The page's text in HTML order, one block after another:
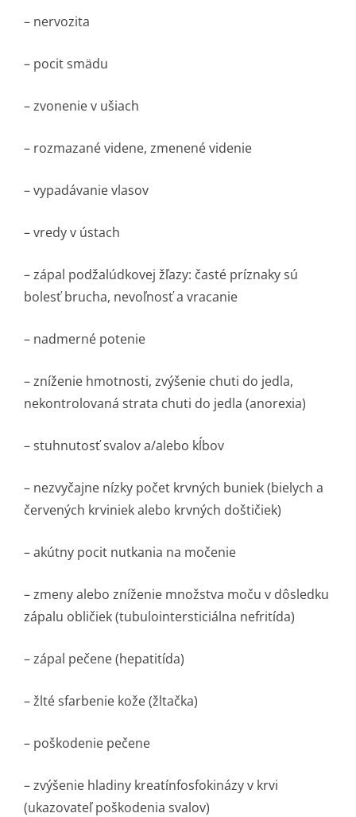
– nervozita
– pocit smädu
– zvonenie v ušiach
– rozmazané videne, zmenené videnie
– vypadávanie vlasov
– vredy v ústach
– zápal podžalúdkovej žľazy: časté príznaky sú
bolesť brucha, nevoľnosť a vracanie
– nadmerné potenie
– zníženie hmotnosti, zvýšenie chuti do jedla,
nekontrolovaná strata chuti do jedla (anorexia)
– stuhnutosť svalov a/alebo kĺbov
– nezvyčajne nízky počet krvných buniek (bielych a
červených krviniek alebo krvných doštičiek)
– akútny pocit nutkania na močenie
– zmeny alebo zníženie množstva moču v dôsledku
zápalu obličiek (tubulointersti­ciálna nefritída)
– zápal pečene (hepatitída)
– žlté sfarbenie kože (žltačka)
– poškodenie pečene
– zvýšenie hladiny kreatínfosfokinázy v krvi
(ukazovateľ poškodenia svalov)